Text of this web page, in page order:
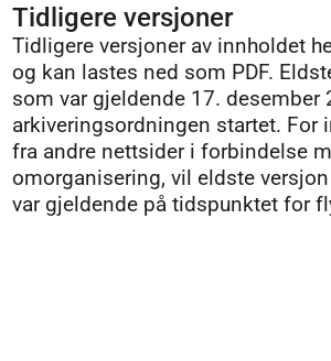
Tidligere versjoner
Tidligere versjoner av innholdet
og kan lastes ned som PDF.
som var gjeldende 17. desember
arkiveringsordningen startet. For
fra andre nettsider i forbindelse
omorganisering, vil eldste
var gjeldende på tidspunktet for